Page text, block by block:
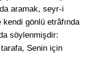
aramak, seyr-i
gönlü etrâfında
söylenmişdir:
Senin için